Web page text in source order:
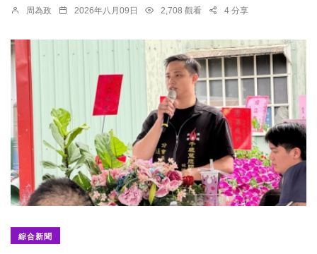
周為政 2026年八月09日 2,708 觀看 4 分享
綜合新聞